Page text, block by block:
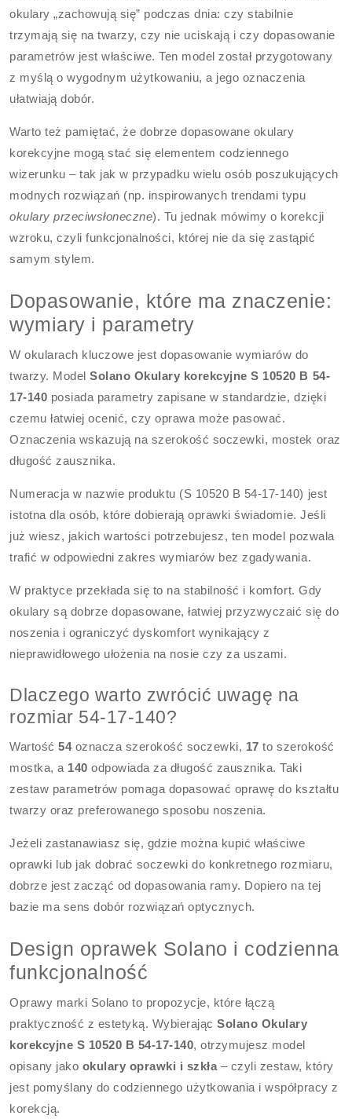
okulary „zachowują się” podczas dnia: czy stabilnie
trzymają się na twarzy, czy nie uciskają i czy dopasowanie
parametrów jest właściwe. Ten model został przygotowany
z myślą o wygodnym użytkowaniu, a jego oznaczenia
ułatwiają dobór.
Warto też pamiętać, że dobrze dopasowane okulary
korekcyjne mogą stać się elementem codziennego
wizerunku – tak jak w przypadku wielu osób poszukujących
modnych rozwiązań (np. inspirowanych trendami typu
okulary przeciwsłoneczne). Tu jednak mówimy o korekcji
wzroku, czyli funkcjonalności, której nie da się zastąpić
samym stylem.
Dopasowanie, które ma znaczenie:
wymiary i parametry
W okularach kluczowe jest dopasowanie wymiarów do
twarzy. ModelSolano Okulary korekcyjne S 10520 B 54-
17-140 posiada parametry zapisane w standardzie, dzięki
czemu łatwiej ocenić, czy oprawa może pasować.
Oznaczenia wskazują na szerokość soczewki, mostek oraz
długość zausznika.
Numeracja w nazwie produktu (S 10520 B 54-17-140) jest
istotna dla osób, które dobierają oprawki świadomie. Jeśli
już wiesz, jakich wartości potrzebujesz, ten model pozwala
trafić w odpowiedni zakres wymiarów bez zgadywania.
W praktyce przekłada się to na stabilność i komfort. Gdy
okulary są dobrze dopasowane, łatwiej przyzwyczaić się do
noszenia i ograniczyć dyskomfort wynikający z
nieprawidłowego ułożenia na nosie czy za uszami.
Dlaczego warto zwrócić uwagę na
rozmiar 54-17-140?
Wartość54oznacza szerokość soczewki, 17 to szerokość
mostka, a 140 odpowiada za długość zausznika. Taki
zestaw parametrów pomaga dopasować oprawę do kształtu
twarzy oraz preferowanego sposobu noszenia.
Jeżeli zastanawiasz się, gdzie można kupić właściwe
oprawki lub jak dobrać soczewki do konkretnego rozmiaru,
dobrze jest zacząć od dopasowania ramy. Dopiero na tej
bazie ma sens dobór rozwiązań optycznych.
Design oprawek Solano i codzienna
funkcjonalność
Oprawy marki Solano to propozycje, które łączą
praktyczność z estetyką. WybierającSolano Okulary
korekcyjne S 10520 B 54-17-140, otrzymujesz model
opisany jako okulary oprawki i szkła – czyli zestaw, który
jest pomyślany do codziennego użytkowania i współpracy z
korekcją.